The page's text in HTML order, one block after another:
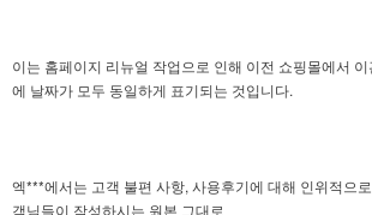
이는 홈페이지 리뉴얼 작업으로 인해 이전 쇼핑몰에서
에 날짜가 모두 동일하게 표기되는 것입니다.
엑***에서는 고객 불편 사항, 사용후기에 대해 인위적으
객님들이 작성하시는 원본 그대로